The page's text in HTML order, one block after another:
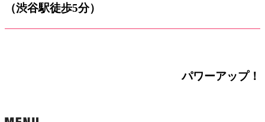
（渋谷駅徒歩5分）
パワーアップ！